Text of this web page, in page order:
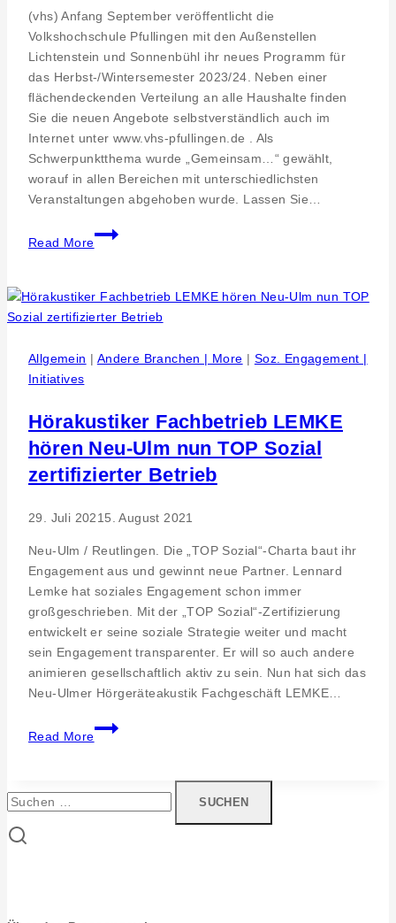
(vhs) Anfang September veröffentlicht die
Volkshochschule Pfullingen mit den Außenstellen
Lichtenstein und Sonnenbühl ihr neues Programm für
das Herbst-/Wintersemester 2023/24. Neben einer
flächendeckenden Verteilung an alle Haushalte finden
Sie die neuen Angebote selbstverständlich auch im
Internet unter www.vhs-pfullingen.de . Als
Schwerpunktthema wurde „Gemeinsam…“ gewählt,
worauf in allen Bereichen mit unterschiedlichsten
Veranstaltungen abgehoben wurde. Lassen Sie…
Read More
„Gemeinsam…“
als
Allgemein | Andere Branchen | More | Soz. Engagement |
Initiatives
Hörakustiker Fachbetrieb LEMKE
hören Neu-Ulm nun TOP Sozial
zertifizierter Betrieb
29. Juli 2021 5. August 2021
Neu-Ulm / Reutlingen. Die „TOP Sozial“-Charta baut ihr
Engagement aus und gewinnt neue Partner. Lennard
Lemke hat soziales Engagement schon immer
großgeschrieben. Mit der „TOP Sozial“-Zertifizierung
entwickelt er seine soziale Strategie weiter und macht
sein Engagement transparenter. Er will so auch andere
animieren gesellschaftlich aktiv zu sein. Nun hat sich das
Neu-Ulmer Hörgeräteakustik Fachgeschäft LEMKE…
Read More
Hörakustiker
Fachbetrieb
Suchen
nach: